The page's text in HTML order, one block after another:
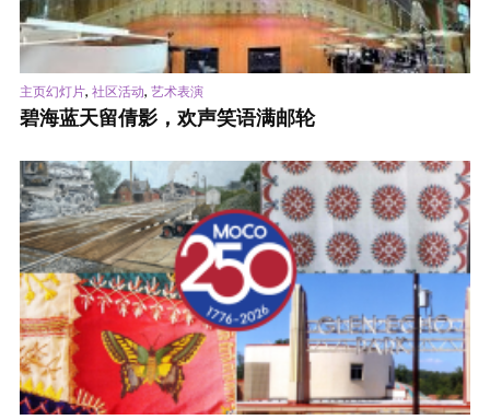
主页幻灯片, 社区活动, 艺术表演
碧海蓝天留倩影，欢声笑语满邮轮